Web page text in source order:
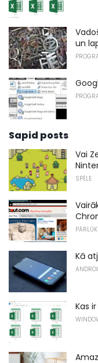
un
Sapid posts
Vai
SPĒLE
Kā
Kas